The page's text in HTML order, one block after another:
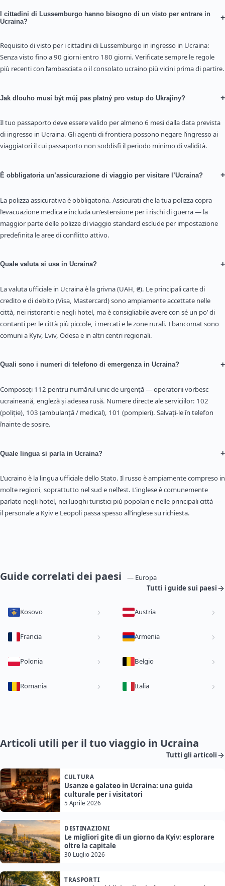
I cittadini di Lussemburgo hanno bisogno di un visto per entrare in
Ucraina?
+
Requisito di visto per i cittadini di Lussemburgo in ingresso in Ucraina:
Senza visto fino a 90 giorni entro 180 giorni. Verificate sempre le regole
più recenti con l’ambasciata o il consolato ucraino più vicini prima di partire.
Jak dlouho musí být můj pas platný pro vstup do Ukrajiny? +
Il tuo passaporto deve essere valido per almeno 6 mesi dalla data prevista
di ingresso in Ucraina. Gli agenti di frontiera possono negare l’ingresso ai
viaggiatori il cui passaporto non soddisfi il periodo minimo di validità.
È obbligatoria un’assicurazione di viaggio per visitare l’Ucraina? +
La polizza assicurativa è obbligatoria. Assicurati che la tua polizza copra
l’evacuazione medica e includa un’estensione per i rischi di guerra — la
maggior parte delle polizze di viaggio standard esclude per impostazione
predefinita le aree di conflitto attivo.
Quale valuta si usa in Ucraina? +
La valuta ufficiale in Ucraina è la grivna (UAH, ₴). Le principali carte di
credito e di debito (Visa, Mastercard) sono ampiamente accettate nelle
città, nei ristoranti e negli hotel, ma è consigliabile avere con sé un po’ di
contanti per le città più piccole, i mercati e le zone rurali. I bancomat sono
comuni a Kyiv, Lviv, Odesa e in altri centri regionali.
Quali sono i numeri di telefono di emergenza in Ucraina? +
Composeți 112 pentru numărul unic de urgență — operatorii vorbesc
ucraineană, engleză și adesea rusă. Numere directe ale serviciilor: 102
(poliție), 103 (ambulanță / medical), 101 (pompieri). Salvați-le în telefon
înainte de sosire.
Quale lingua si parla in Ucraina? +
L’ucraino è la lingua ufficiale dello Stato. Il russo è ampiamente compreso in
molte regioni, soprattutto nel sud e nell’est. L’inglese è comunemente
parlato negli hotel, nei luoghi turistici più popolari e nelle principali città —
il personale a Kyiv e Leopoli passa spesso all’inglese su richiesta.
Guide correlati dei paesi
— Europa
Tutti i guide sui paesi
Kosovo Austria
Francia Armenia
Polonia Belgio
Romania Italia
Articoli utili per il tuo viaggio in Ucraina
Tutti gli articoli
CULTURA
Usanze e galateo in Ucraina: una guida
culturale per i visitatori
5 Aprile 2026
DESTINAZIONI
Le migliori gite di un giorno da Kyiv: esplorare
oltre la capitale
30 Luglio 2026
TRASPORTI